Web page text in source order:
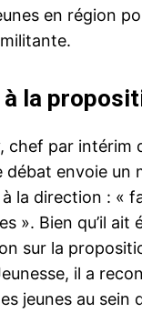
en région
la
chef par intérim
débat envoie un
la direction : «
». Bien qu’il ait
sur la
il a
jeunes au sein